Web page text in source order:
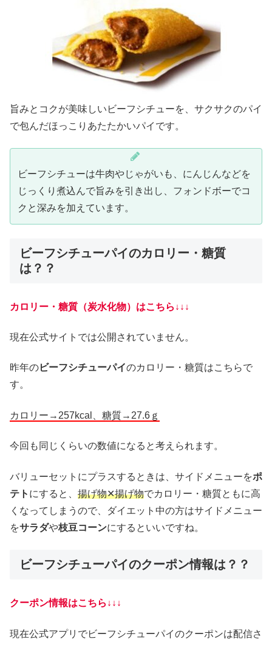
旨みとコクが美味しいビーフシチューを、サクサクのパイ
で包んだほっこりあたたかいパイです。
ビーフシチューは牛肉やじゃがいも、にんじんなどを
じっくり煮込んで旨みを引き出し、フォンドボーでコ
クと深みを加えています。
ビーフシチューパイのカロリー・糖質
は？？
カロリー・糖質（炭水化物）はこちら↓↓↓
現在公式サイトでは公開されていません。
昨年のビーフシチューパイのカロリー・糖質はこちらで
す。
カロリー→257kcal、糖質→27.6ｇ
今回も同じくらいの数値になると考えられます。
バリューセットにプラスするときは、サイドメニューをポ
テト にすると、 揚げ物✕揚げ物でカロリー・糖質ともに高
くなってしまうので、ダイエット中の方はサイドメニュー
をサラダや枝豆コーンにするといいですね。
ビーフシチューパイのクーポン情報は？？
クーポン情報はこちら↓↓↓
現在公式アプリでビーフシチューパイのクーポンは配信さ